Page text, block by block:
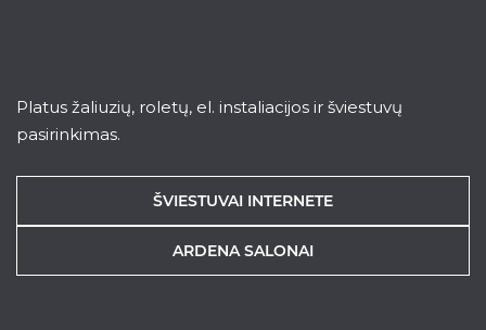
Platus žaliuzių, roletų, el. instaliacijos ir šviestuvų
pasirinkimas.
ŠVIESTUVAI INTERNETE
ARDENA SALONAI